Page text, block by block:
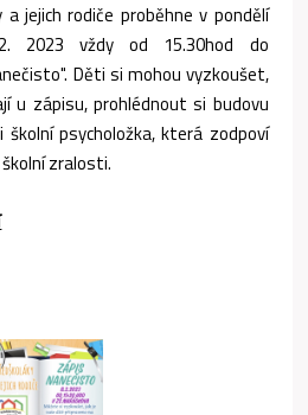
a jejich rodiče proběhne v pondělí
2023 vždy od 15.30hod do
Děti si mohou vyzkoušet,
u zápisu, prohlédnout si budovu
psycholožka, která zodpoví
zralosti.